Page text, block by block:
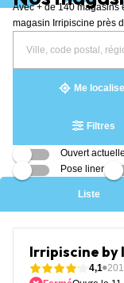
Aller au contenu
Avec + de 140 magasins
magasin Irripiscine près
Rechercher
Veuillez
renseigner
{{count}}
résultat(s)
Me
Filtres
Ouvert
Pose liner
Liste
Irripiscine
4,1